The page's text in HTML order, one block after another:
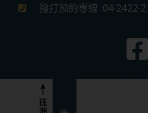
撥打預約專線 :04-2422-